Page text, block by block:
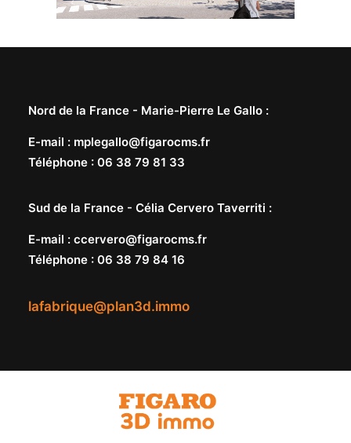
lafabrique@plan3d.immo
Nord de la France - Marie-Pierre Le Gallo :
E-mail : mplegallo@figarocms.fr
Téléphone : 06 38 79 81 33
Sud de la France - Célia Cervero Taverriti :
E-mail : ccervero@figarocms.fr
Téléphone : 06 38 79 84 16